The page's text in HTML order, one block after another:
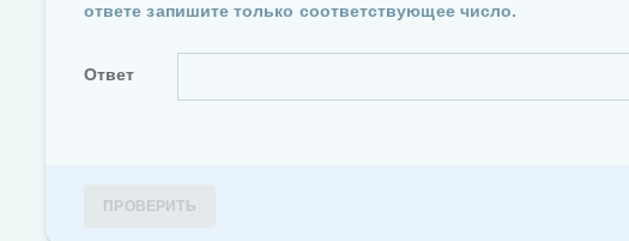
ответе запишите только соответствующее число.
Ответ
ПРОВЕРИТЬ